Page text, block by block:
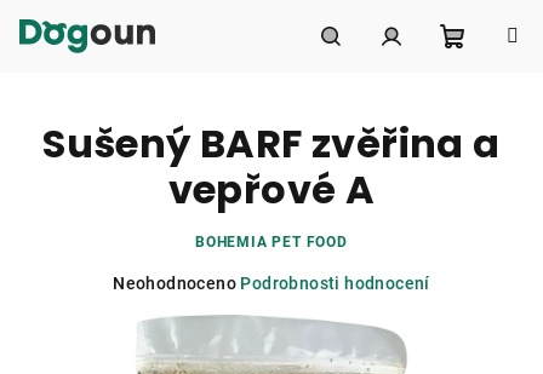
košík
Sušený BARF zvěřina a
vepřové A
BOHEMIA PET FOOD
Průměrné
Neohodnoceno Podrobnosti hodnocení